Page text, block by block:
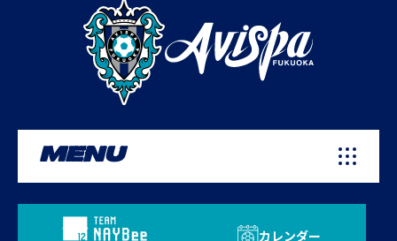
MENU
カレンダー